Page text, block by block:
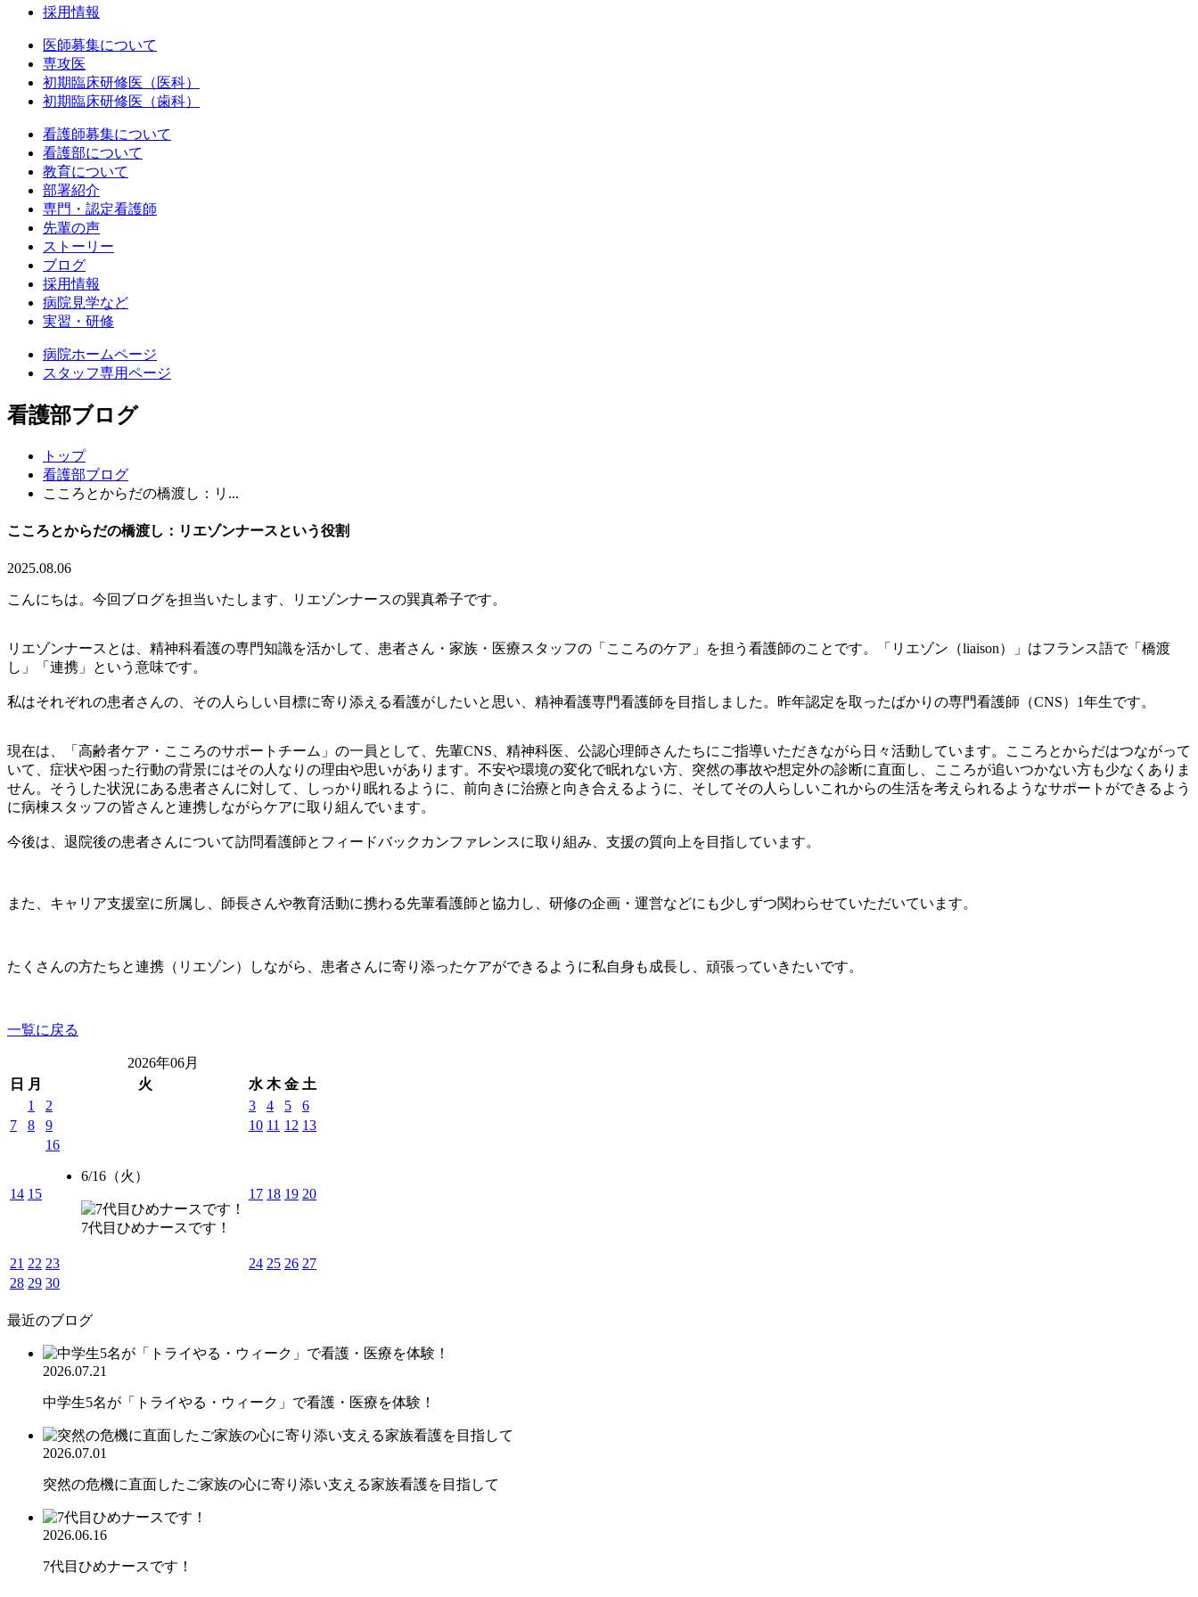
採用情報
医師募集について
専攻医
初期臨床研修医（医科）
初期臨床研修医（歯科）
看護師募集について
看護部について
教育について
部署紹介
専門・認定看護師
先輩の声
ストーリー
ブログ
採用情報
病院見学など
実習・研修
病院ホームページ
スタッフ専用ページ
看護部ブログ
トップ
看護部ブログ
こころとからだの橋渡し：リ...
こころとからだの橋渡し：リエゾンナースという役割
2025.08.06
こんにちは。今回ブログを担当いたします、リエゾンナースの巽真希子です。
リエゾンナースとは、精神科看護の専門知識を活かして、患者さん・家族・医療スタッフの「こころのケア」を担う看護師のことです。「リエゾン（liaison）」はフランス語で「橋渡
し」「連携」という意味です。
私はそれぞれの患者さんの、その人らしい目標に寄り添える看護がしたいと思い、精神看護専門看護師を目指しました。昨年認定を取ったばかりの専門看護師（CNS） 1年生です。
現在は、「高齢者ケア・こころのサポートチーム」の一員として、先輩CNS 、精神科医、公認心理師さんたちにご指導いただきながら日々活動しています。こころとからだはつながって
いて、症状や困った行動の背景にはその人なりの理由や思いがあります。不安や環境の変化で眠れない方、突然の事故や想定外の診断に直面し、こころが追いつかない方も少なくありま
せん。そうした状況にある患者さんに対して、しっかり眠れるように、前向きに治療と向き合えるように、そしてその人らしいこれからの生活を考えられるようなサポートができるよう
に病棟スタッフの皆さんと連携しながらケアに取り組んでいます。
今後は、退院後の患者さんについて訪問看護師とフィードバックカンファレンスに取り組み、支援の質向上を目指しています。
また、キャリア支援室に所属し、師長さんや教育活動に携わる先輩看護師と協力し、研修の企画・運営などにも少しずつ関わらせていただいています。
たくさんの方たちと連携（リエゾン）しながら、患者さんに寄り添ったケアができるように私自身も成長し、頑張っていきたいです。
一覧に戻る
2026年06月
日
月 火 水 木 金 土
1
2 3 4 5
6
7
8 9 10 11 12 13
14 15
16
6/16 （火）
7代目ひめナースです！
17 18 19 20
21 22 23 24 25 26 27
28 29 30
最近のブログ
2026.07.21
中学生5名が「トライやる・ウィーク」で看護・医療を体験！
2026.07.01
突然の危機に直面したご家族の心に寄り添い支える家族看護を目指して
2026.06.16
7代目ひめナースです！